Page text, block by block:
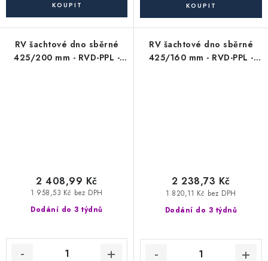
RV šachtové dno sběrné
425/200 mm - RVD-PPL -
Dodání do 3 týdnů
1 958,53 Kč bez DPH
2 408,99 Kč
RV šachtové dno sběrné
425/160 mm - RVD-PPL -
Dodání do 3 týdnů
1 820,11 Kč bez DPH
2 238,73 Kč